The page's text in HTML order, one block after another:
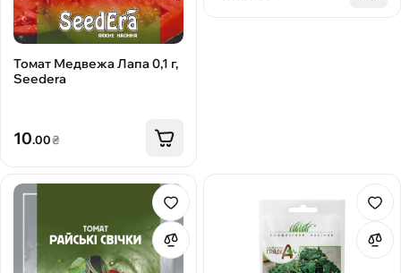
Томат Медвежа Лапа 0,1 г,
Seedera
10.00₴